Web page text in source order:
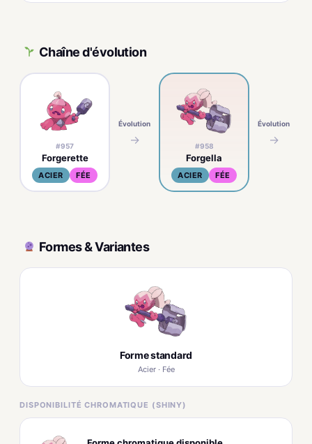
Chaîne d'évolution
#957
Forgerette
ACIER FÉE
Évolution
→ #958
Forgella
ACIER FÉE
Évolution
→
Formes & Variantes
Forme standard
Acier · Fée
DISPONIBILITÉ CHROMATIQUE (SHINY)